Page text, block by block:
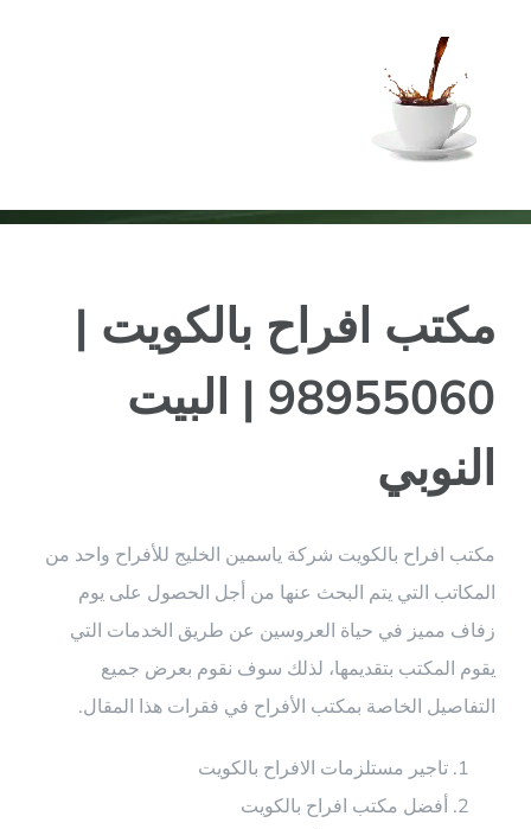
مكتب افراح بالكويت |
98955060 | البيت
النوبي
مكتب افراح بالكويت شركة ياسمين الخليج للأفراح واحد من
المكاتب التي يتم البحث عنها من أجل الحصول على يوم
زفاف مميز في حياة العروسين عن طريق الخدمات التي
يقوم المكتب بتقديمها، لذلك سوف نقوم بعرض جميع
التفاصيل الخاصة بمكتب الأفراح في فقرات هذا المقال.
تاجير مستلزمات الافراح بالكويت
أفضل مكتب افراح بالكويت